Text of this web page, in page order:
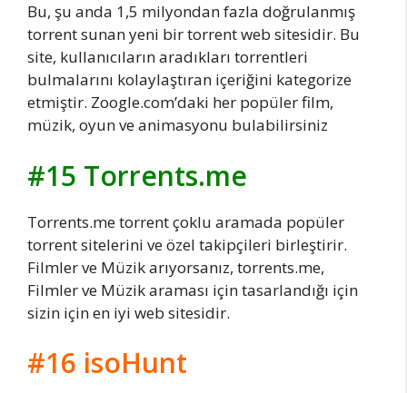
Bu, şu anda 1,5 milyondan fazla doğrulanmış
torrent sunan yeni bir torrent web sitesidir. Bu
site, kullanıcıların aradıkları torrentleri
bulmalarını kolaylaştıran içeriğini kategorize
etmiştir. Zoogle.com’daki her popüler film,
müzik, oyun ve animasyonu bulabilirsiniz
#15 Torrents.me
Torrents.me torrent çoklu aramada popüler
torrent sitelerini ve özel takipçileri birleştirir.
Filmler ve Müzik arıyorsanız, torrents.me,
Filmler ve Müzik araması için tasarlandığı için
sizin için en iyi web sitesidir.
#16 isoHunt